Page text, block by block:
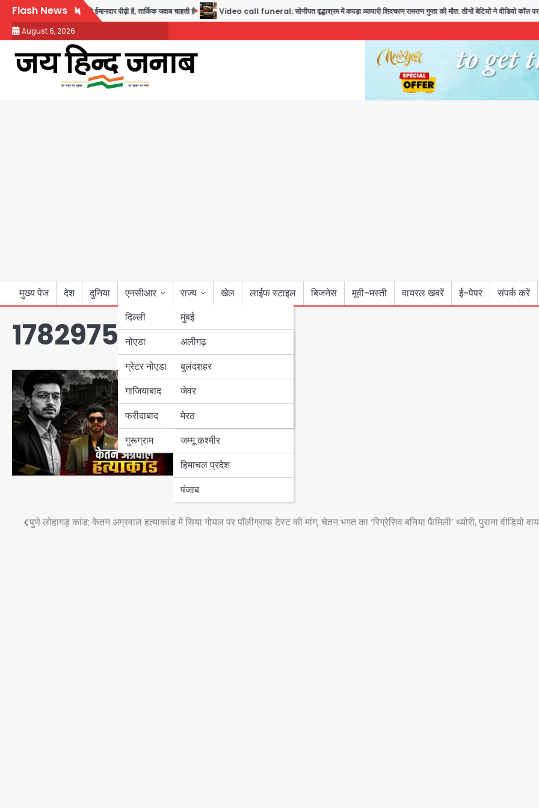
Skip
content
Flash News
कहा- ये सबसे ईमानदार पीढ़ी है, तार्किक जवाब चाहती है Video call funeral: सोनीपत वृद्धाश्रम में कपड़ा व्यापारी शिवचरण रामरत्न गुप्ता की मौत: तीनों बेटियों ने वीडियो कॉल पर
August 6, 2026
मुख्य पेज देश दुनिया
एनसीआर
दिल्ली
नोएडा
ग्रेटर नोएडा
गाजियाबाद
फरीदाबाद
गुरूग्राम
राज्य
मुंबई
उत्तर प्रदेश
अलीगढ़
बुलंदशहर
जेवर
मेरठ
बिहार
पंजाब
हरियाणा
जम्मू कश्मीर
हिमाचल प्रदेश
पंजाब
खेल लाईफ स्टाइल बिजनेस मूवी-मस्ती वायरल खबरें ई-पेपर संपर्क करें
1782975583885832
Post
पुणे लोहागड़ कांड: केतन अग्रवाल हत्याकांड में सिया गोयल पर पॉलीग्राफ टेस्ट की मांग, चेतन भगत का ‘रिग्रेसिव बनिया फैमिली’ थ्योरी, पुराना वीडियो